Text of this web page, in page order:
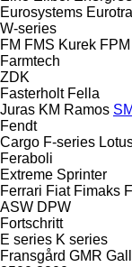
Eurosystems
W-series
FM FMS Kurek
Farmtech
ZDK
Fasterholt Fella
Juras KM Ramos SM
Fendt
Cargo F-series
Feraboli
Extreme Sprinter
Ferrari Fiat Fimaks
ASW DPW
Fortschritt
E series K series
Fransgård GMR